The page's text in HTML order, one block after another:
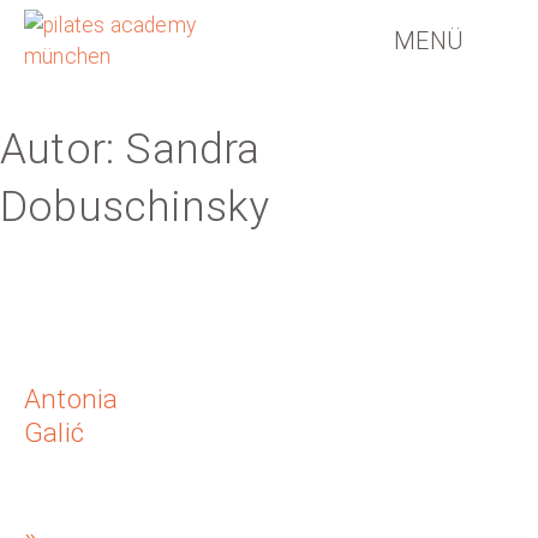
MENÜ
Autor: Sandra
Dobuschinsky
Antonia
Galić